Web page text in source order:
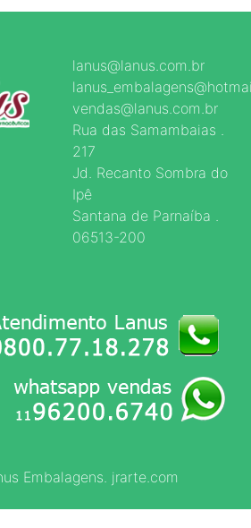
lanus@lanus.com.br
vendas@lanus.com.br
Rua das Samambaias .
217
Jd. Recanto Sombra do
Ipê
Santana de Parnaíba .
06513-200
Embalagens. jrarte.com